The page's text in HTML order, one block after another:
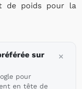
de poids pour la
sur
pour
en tête de